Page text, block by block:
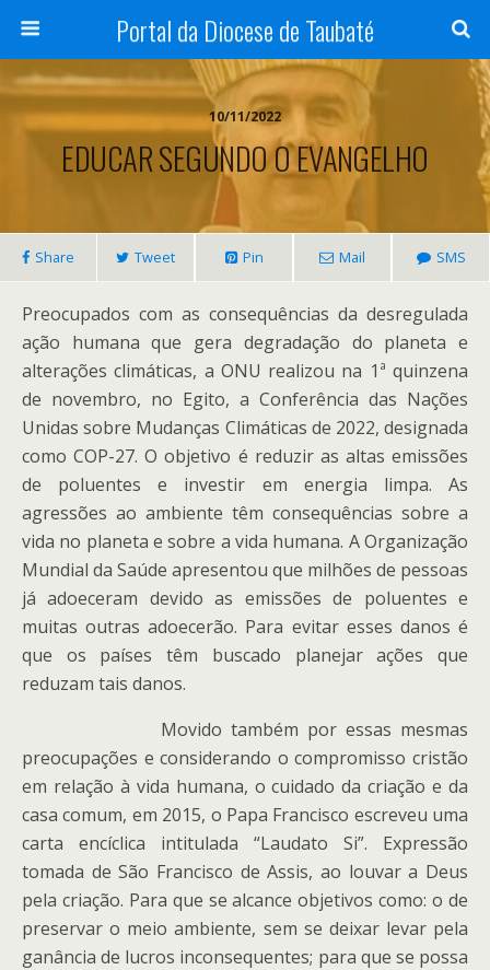
Portal da Diocese de Taubaté
10/11/2022
EDUCAR SEGUNDO O EVANGELHO
Share Tweet Pin Mail SMS
Preocupados com as consequências da desregulada
ação humana que gera degradação do planeta e
alterações climáticas, a ONU realizou na 1ª quinzena
de novembro, no Egito, a Conferência das Nações
Unidas sobre Mudanças Climáticas de 2022, designada
como COP-27. O objetivo é reduzir as altas emissões
de poluentes e investir em energia limpa. As
agressões ao ambiente têm consequências sobre a
vida no planeta e sobre a vida humana. A Organização
Mundial da Saúde apresentou que milhões de pessoas
já adoeceram devido as emissões de poluentes e
muitas outras adoecerão. Para evitar esses danos é
que os países têm buscado planejar ações que
reduzam tais danos.
Movido também por essas mesmas
preocupações e considerando o compromisso cristão
em relação à vida humana, o cuidado da criação e da
casa comum, em 2015, o Papa Francisco escreveu uma
carta encíclica intitulada “Laudato Si”. Expressão
tomada de São Francisco de Assis, ao louvar a Deus
pela criação. Para que se alcance objetivos como: o de
preservar o meio ambiente, sem se deixar levar pela
ganância de lucros inconsequentes; para que se possa